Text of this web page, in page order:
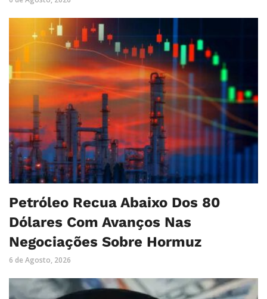
Petróleo Recua Abaixo Dos 80
Dólares Com Avanços Nas
Negociações Sobre Hormuz
6 de Agosto, 2026